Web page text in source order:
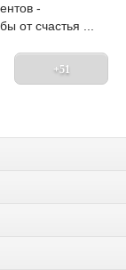
-
от счастья ...
+51